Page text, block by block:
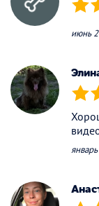
(*)
июнь
(*)